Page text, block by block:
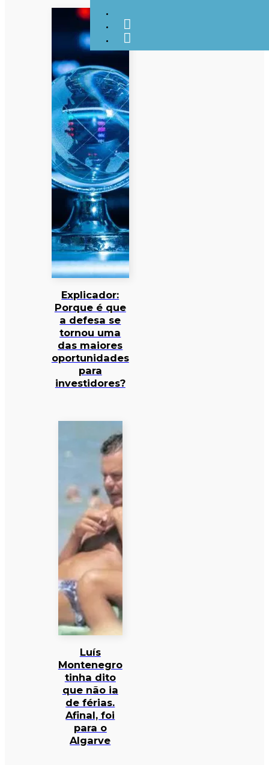
Explicador:
Porque é que
a defesa se
tornou uma
das maiores
oportunidades
para
investidores?
Luís
Montenegro
tinha dito
que não ia
de férias.
Afinal, foi
para o
Algarve